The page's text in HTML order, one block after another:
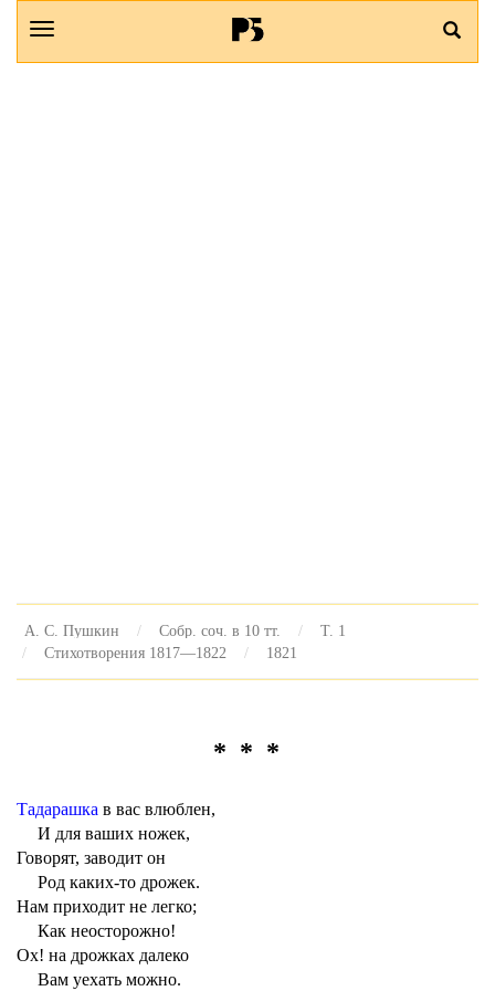
А. С. Пушкин Собр. соч. в 10 тт.
Т. 1
Стихотворения 1817—1822
1821
* * *
Тадарашка в вас влюблен,
И для ваших ножек,
Говорят, заводит он
Род каких-то дрожек.
Нам приходит не легко;
Как неосторожно!
Ох! на дрожках далеко
Вам уехать можно.